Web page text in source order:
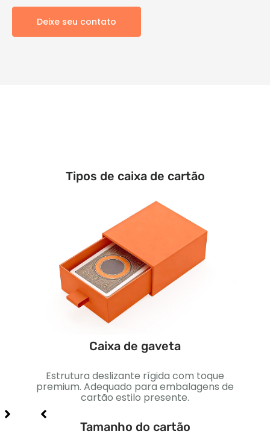
Deixe seu contato
Tipos de caixa de cartão
Caixa de gaveta
Estrutura deslizante rígida com toque
premium. Adequado para embalagens de
cartão estilo presente.
Tamanho do cartão